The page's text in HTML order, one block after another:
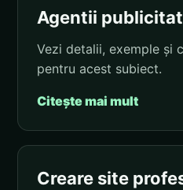
Agentii
Vezi detalii, exemple și
pentru acest subiect.
Citește mai mult
Creare site